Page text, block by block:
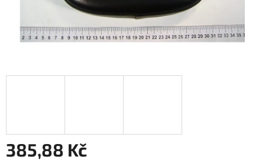
385,88 Kč